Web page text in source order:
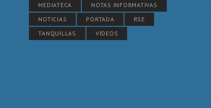
MEDIATECA
NOTAS INFORMATIVAS
NOTICIAS
PORTADA
RSE
TANQUILLAS
VÍDEOS